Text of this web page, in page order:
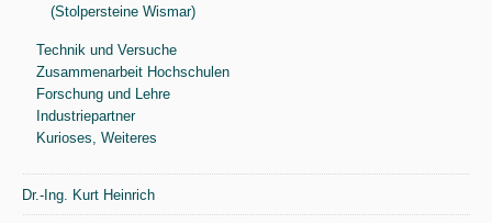
(Stolpersteine Wismar)
Technik und Versuche
Zusammenarbeit Hochschulen
Forschung und Lehre
Industriepartner
Kurioses, Weiteres
Dr.-Ing. Kurt Heinrich